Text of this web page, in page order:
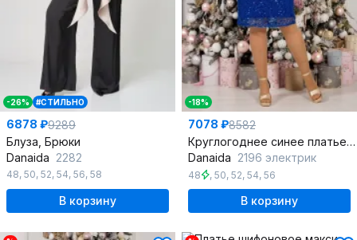
-26% #СТИЛЬНО
6878 ₽9289
Блуза, Брюки
Danaida 2282
48, 50, 52, 54, 56, 58
В корзину
-18%
7078 ₽8582
Круглогоднее синее платье с пайетками и сеткой для вечерних мероприятий
Danaida 2196 электрик
48 , 50, 52, 54, 56
В корзину